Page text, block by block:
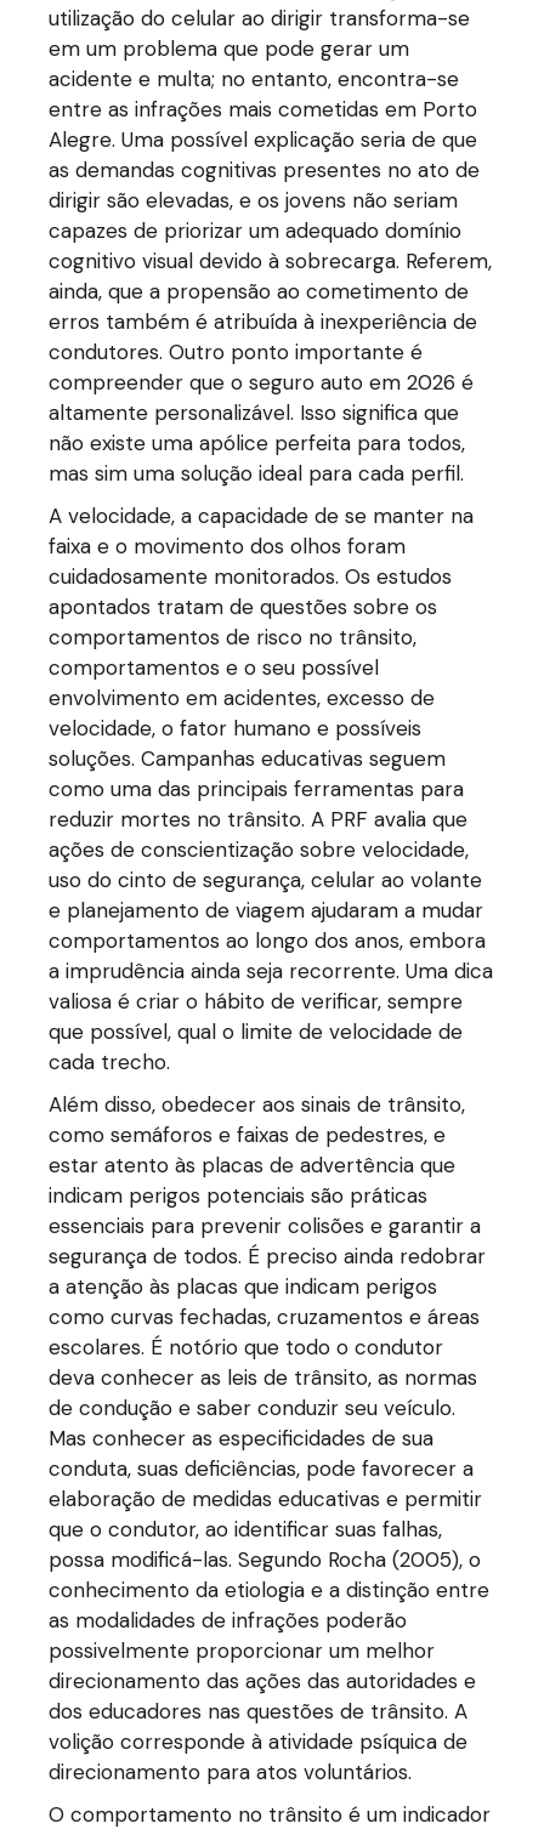
utilização do celular ao dirigir transforma-se
em um problema que pode gerar um
acidente e multa; no entanto, encontra-se
entre as infrações mais cometidas em Porto
Alegre. Uma possível explicação seria de que
as demandas cognitivas presentes no ato de
dirigir são elevadas, e os jovens não seriam
capazes de priorizar um adequado domínio
cognitivo visual devido à sobrecarga. Referem,
ainda, que a propensão ao cometimento de
erros também é atribuída à inexperiência de
condutores. Outro ponto importante é
compreender que o seguro auto em 2026 é
altamente personalizável. Isso significa que
não existe uma apólice perfeita para todos,
mas sim uma solução ideal para cada perfil.
A velocidade, a capacidade de se manter na
faixa e o movimento dos olhos foram
cuidadosamente monitorados. Os estudos
apontados tratam de questões sobre os
comportamentos de risco no trânsito,
comportamentos e o seu possível
envolvimento em acidentes, excesso de
velocidade, o fator humano e possíveis
soluções. Campanhas educativas seguem
como uma das principais ferramentas para
reduzir mortes no trânsito. A PRF avalia que
ações de conscientização sobre velocidade,
uso do cinto de segurança, celular ao volante
e planejamento de viagem ajudaram a mudar
comportamentos ao longo dos anos, embora
a imprudência ainda seja recorrente. Uma dica
valiosa é criar o hábito de verificar, sempre
que possível, qual o limite de velocidade de
cada trecho.
Além disso, obedecer aos sinais de trânsito,
como semáforos e faixas de pedestres, e
estar atento às placas de advertência que
indicam perigos potenciais são práticas
essenciais para prevenir colisões e garantir a
segurança de todos. É preciso ainda redobrar
a atenção às placas que indicam perigos
como curvas fechadas, cruzamentos e áreas
escolares. É notório que todo o condutor
deva conhecer as leis de trânsito, as normas
de condução e saber conduzir seu veículo.
Mas conhecer as especificidades de sua
conduta, suas deficiências, pode favorecer a
elaboração de medidas educativas e permitir
que o condutor, ao identificar suas falhas,
possa modificá-las. Segundo Rocha (2005), o
conhecimento da etiologia e a distinção entre
as modalidades de infrações poderão
possivelmente proporcionar um melhor
direcionamento das ações das autoridades e
dos educadores nas questões de trânsito. A
volição corresponde à atividade psíquica de
direcionamento para atos voluntários.
O comportamento no trânsito é um indicador